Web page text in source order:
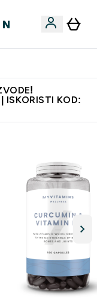
ISKORISTI KOD: